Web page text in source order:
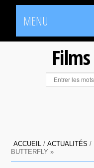
MENU
ACCUEIL /ACTUALITÉS /
BUTTERFLY »